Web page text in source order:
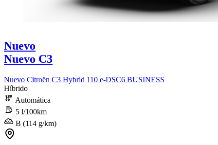
Nuevo
Nuevo C3
Nuevo Citroën C3 Hybrid 110 e-DSC6 BUSINESS
Híbrido
Automática
5 l/100km
B (114 g/km)